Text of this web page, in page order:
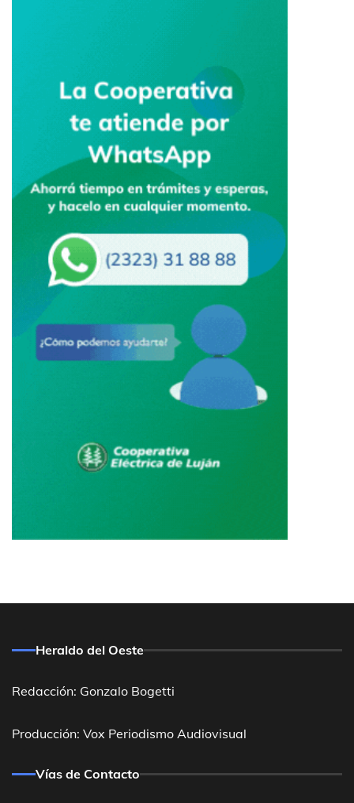
Heraldo del Oeste
Redacción: Gonzalo Bogetti
Producción: Vox Periodismo Audiovisual
Vías de Contacto